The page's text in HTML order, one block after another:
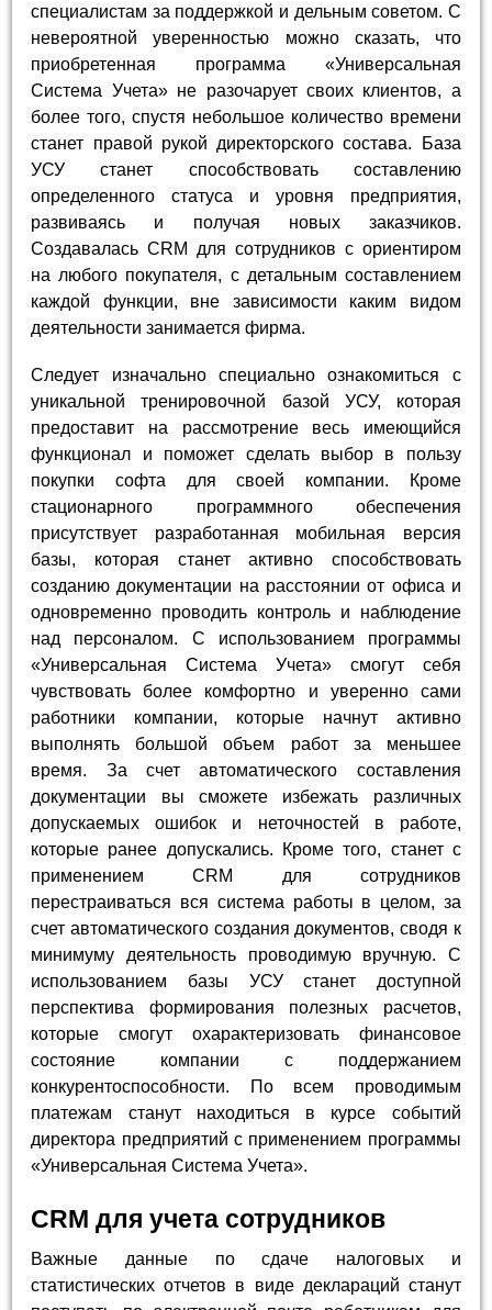
специалистам за поддержкой и дельным советом. С
невероятной уверенностью можно сказать, что
приобретенная программа «Универсальная
Система Учета» не разочарует своих клиентов, а
более того, спустя небольшое количество времени
станет правой рукой директорского состава. База
УСУ станет способствовать составлению
определенного статуса и уровня предприятия,
развиваясь и получая новых заказчиков.
Создавалась CRM для сотрудников с ориентиром
на любого покупателя, с детальным составлением
каждой функции, вне зависимости каким видом
деятельности занимается фирма.
Следует изначально специально ознакомиться с
уникальной тренировочной базой УСУ, которая
предоставит на рассмотрение весь имеющийся
функционал и поможет сделать выбор в пользу
покупки софта для своей компании. Кроме
стационарного программного обеспечения
присутствует разработанная мобильная версия
базы, которая станет активно способствовать
созданию документации на расстоянии от офиса и
одновременно проводить контроль и наблюдение
над персоналом. С использованием программы
«Универсальная Система Учета» смогут себя
чувствовать более комфортно и уверенно сами
работники компании, которые начнут активно
выполнять большой объем работ за меньшее
время. За счет автоматического составления
документации вы сможете избежать различных
допускаемых ошибок и неточностей в работе,
которые ранее допускались. Кроме того, станет с
применением CRM для сотрудников
перестраиваться вся система работы в целом, за
счет автоматического создания документов, сводя к
минимуму деятельность проводимую вручную. С
использованием базы УСУ станет доступной
перспектива формирования полезных расчетов,
которые смогут охарактеризовать финансовое
состояние компании с поддержанием
конкурентоспособности. По всем проводимым
платежам станут находиться в курсе событий
директора предприятий с применением программы
«Универсальная Система Учета».
CRM для учета сотрудников
Важные данные по сдаче налоговых и
статистических отчетов в виде деклараций станут